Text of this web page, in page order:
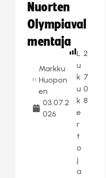
Nuorten
Olympiaval
mentaja
Markku
Huopon
en
03.07.2
026
L
u
k
u
k
e
r
t
o
j
a
2
7
0
8